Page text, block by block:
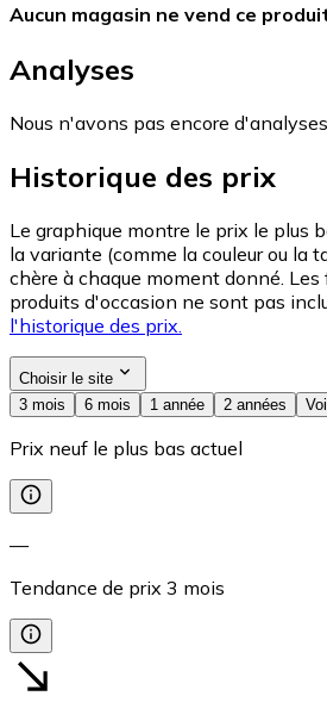
Aucun magasin ne vend ce
Analyses
Nous n'avons pas encore
Historique des prix
Le graphique montre le prix le plus
la variante (comme la couleur ou la
chère à chaque moment donné.
produits d'occasion ne sont pas
l'historique des prix.
Choisir le site
3 mois
6 mois 1 année 2 années
Prix neuf le plus bas actuel
—
Tendance de prix 3 mois